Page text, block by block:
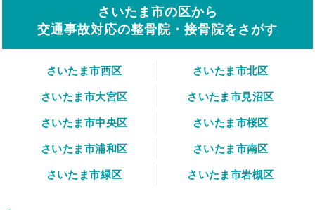
さいたま市の区から
交通事故対応の整骨院・接骨院をさがす
さいたま市西区
さいたま市北区
さいたま市大宮区
さいたま市見沼区
さいたま市中央区
さいたま市桜区
さいたま市浦和区
さいたま市南区
さいたま市緑区
さいたま市岩槻区